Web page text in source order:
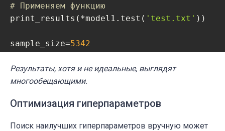
# Применяем функцию
print_results(*model1.test( 'test.txt' ))
sample_size=5342
recall=0.85
Результаты, хотя и не идеальные, выглядят
многообещающими.
Оптимизация гиперпараметров
Поиск наилучших гиперпараметров вручную может